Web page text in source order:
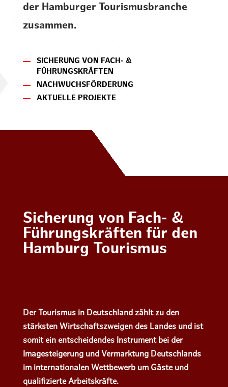
der Hamburger Tourismusbranche
zusammen.
SICHERUNG VON FACH- &
FÜHRUNGSKRÄFTEN
NACHWUCHSFÖRDERUNG
AKTUELLE PROJEKTE
Sicherung von Fach- &
Führungs­kräften für den
Hamburg Tourismus
Der Tourismus in Deutschland zählt zu den
stärksten Wirtschaftszweigen des Landes und ist
somit ein entscheidendes Instrument bei der
Imagesteigerung und Vermarktung Deutschlands
im internationalen Wettbewerb um Gäste und
qualifizierte Arbeitskräfte.